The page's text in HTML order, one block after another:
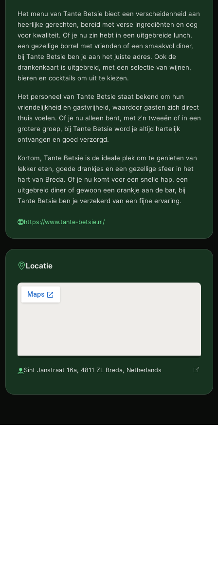
Het menu van Tante Betsie biedt een verscheidenheid aan
heerlijke gerechten, bereid met verse ingrediënten en oog
voor kwaliteit. Of je nu zin hebt in een uitgebreide lunch,
een gezellige borrel met vrienden of een smaakvol diner,
bij Tante Betsie ben je aan het juiste adres. Ook de
drankenkaart is uitgebreid, met een selectie van wijnen,
bieren en cocktails om uit te kiezen.
Het personeel van Tante Betsie staat bekend om hun
vriendelijkheid en gastvrijheid, waardoor gasten zich direct
thuis voelen. Of je nu alleen bent, met z'n tweeën of in een
grotere groep, bij Tante Betsie word je altijd hartelijk
ontvangen en goed verzorgd.
Kortom, Tante Betsie is de ideale plek om te genieten van
lekker eten, goede drankjes en een gezellige sfeer in het
hart van Breda. Of je nu komt voor een snelle hap, een
uitgebreid diner of gewoon een drankje aan de bar, bij
Tante Betsie ben je verzekerd van een fijne ervaring.
https://www.tante-betsie.nl/
Locatie
Sint Janstraat 16a, 4811 ZL Breda, Netherlands